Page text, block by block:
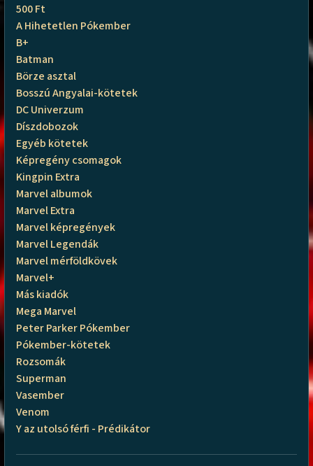
500 Ft
A Hihetetlen Pókember
B+
Batman
Börze asztal
Bosszú Angyalai-kötetek
DC Univerzum
Díszdobozok
Egyéb kötetek
Képregény csomagok
Kingpin Extra
Marvel albumok
Marvel Extra
Marvel képregények
Marvel Legendák
Marvel mérföldkövek
Marvel+
Más kiadók
Mega Marvel
Peter Parker Pókember
Pókember-kötetek
Rozsomák
Superman
Vasember
Venom
Y az utolsó férfi - Prédikátor